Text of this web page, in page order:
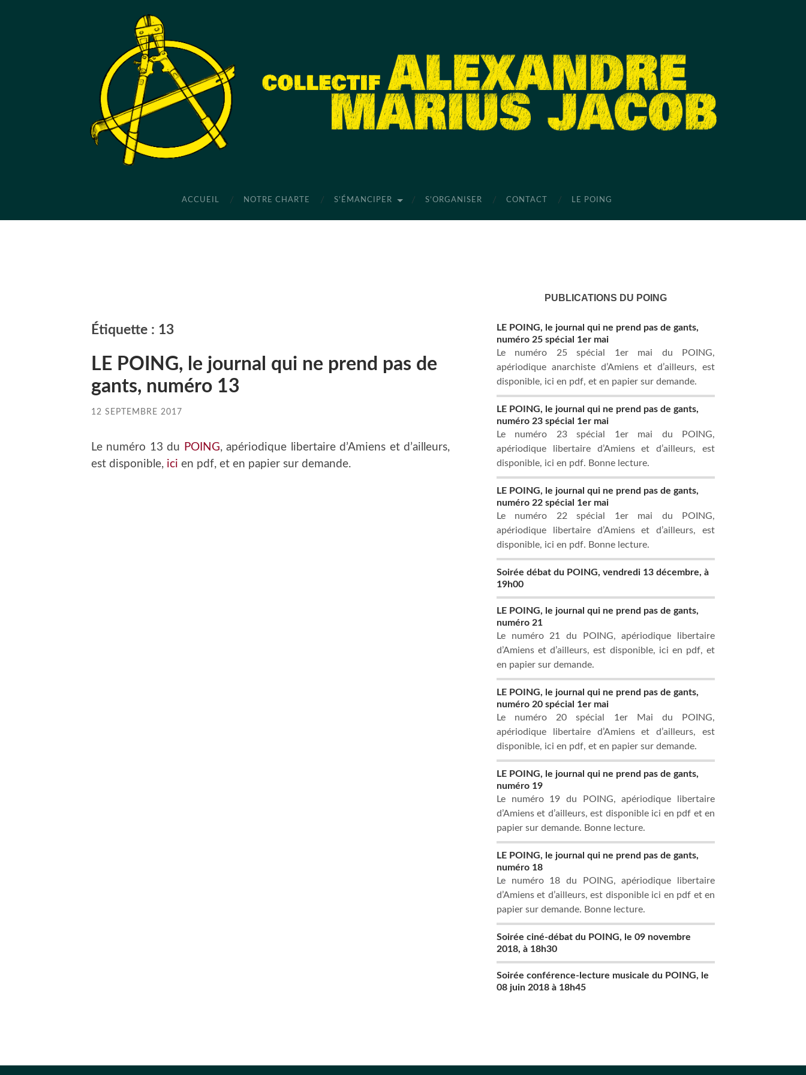
ACCUEIL NOTRE CHARTE S’ÉMANCIPER S’ORGANISER CONTACT LE POING
Étiquette : 13
LE POING, le journal qui ne prend pas de
gants, numéro 13
12 SEPTEMBRE 2017
Le numéro 13 du POING, apériodique libertaire d’Amiens et d’ailleurs,
est disponible, ici en pdf, et en papier sur demande.
PUBLICATIONS DU POING
LE POING, le journal qui ne prend pas de gants,
numéro 25 spécial 1er mai
Le numéro 25 spécial 1er mai du POING,
apériodique anarchiste d’Amiens et d’ailleurs, est
disponible, ici en pdf, et en papier sur demande.
LE POING, le journal qui ne prend pas de gants,
numéro 23 spécial 1er mai
Le numéro 23 spécial 1er mai du POING,
apériodique libertaire d’Amiens et d’ailleurs, est
disponible, ici en pdf. Bonne lecture.
LE POING, le journal qui ne prend pas de gants,
numéro 22 spécial 1er mai
Le numéro 22 spécial 1er mai du POING,
apériodique libertaire d’Amiens et d’ailleurs, est
disponible, ici en pdf. Bonne lecture.
Soirée débat du POING, vendredi 13 décembre, à
19h00
LE POING, le journal qui ne prend pas de gants,
numéro 21
Le numéro 21 du POING, apériodique libertaire
d’Amiens et d’ailleurs, est disponible, ici en pdf, et
en papier sur demande.
LE POING, le journal qui ne prend pas de gants,
numéro 20 spécial 1er mai
Le numéro 20 spécial 1er Mai du POING,
apériodique libertaire d’Amiens et d’ailleurs, est
disponible, ici en pdf, et en papier sur demande.
LE POING, le journal qui ne prend pas de gants,
numéro 19
Le numéro 19 du POING, apériodique libertaire
d’Amiens et d’ailleurs, est disponible ici en pdf et en
papier sur demande. Bonne lecture.
LE POING, le journal qui ne prend pas de gants,
numéro 18
Le numéro 18 du POING, apériodique libertaire
d’Amiens et d’ailleurs, est disponible ici en pdf et en
papier sur demande. Bonne lecture.
Soirée ciné-débat du POING, le 09 novembre
2018, à 18h30
Soirée conférence-lecture musicale du POING, le
08 juin 2018 à 18h45